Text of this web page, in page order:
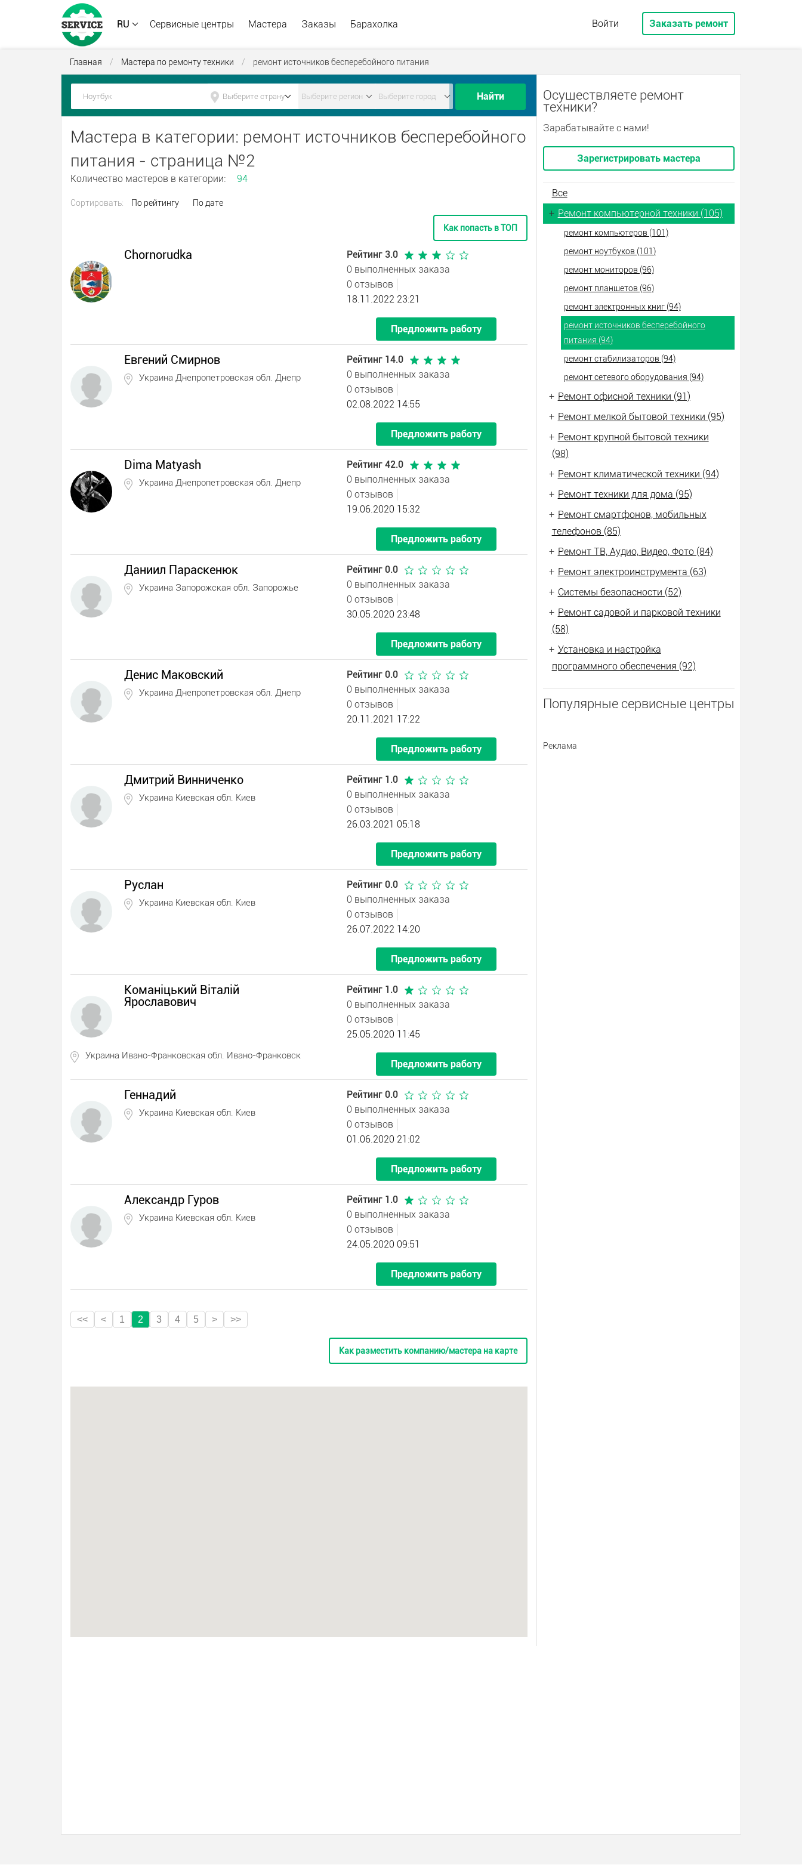
RU Сервисные центры Мастера Заказы Барахолка Войти Заказать ремонт
Главная / Мастера по ремонту техники / ремонт источников бесперебойного питания
Найти
Мастера в категории: ремонт источников бесперебойного
питания - страница №2
Количество мастеров в категории: 94
Сортировать: По рейтингу По дате
Как попасть в ТОП
Chornorudka
Рейтинг 3.0
0 выполненных заказа
0 отзывов
18.11.2022 23:21
Предложить работу
Евгений Смирнов
Украина Днепропетровская обл. Днепр
Рейтинг 14.0
0 выполненных заказа
0 отзывов
02.08.2022 14:55
Предложить работу
Dima Matyash
Украина Днепропетровская обл. Днепр
Рейтинг 42.0
0 выполненных заказа
0 отзывов
19.06.2020 15:32
Предложить работу
Даниил Параскенюк
Украина Запорожская обл. Запорожье
Рейтинг 0.0
0 выполненных заказа
0 отзывов
30.05.2020 23:48
Предложить работу
Денис Маковский
Украина Днепропетровская обл. Днепр
Рейтинг 0.0
0 выполненных заказа
0 отзывов
20.11.2021 17:22
Предложить работу
Дмитрий Винниченко
Украина Киевская обл. Киев
Рейтинг 1.0
0 выполненных заказа
0 отзывов
26.03.2021 05:18
Предложить работу
Руслан
Украина Киевская обл. Киев
Рейтинг 0.0
0 выполненных заказа
0 отзывов
26.07.2022 14:20
Предложить работу
Команіцький Віталій
Ярославович
Украина Ивано-Франковская обл. Ивано-Франковск
Рейтинг 1.0
0 выполненных заказа
0 отзывов
25.05.2020 11:45
Предложить работу
Геннадий
Украина Киевская обл. Киев
Рейтинг 0.0
0 выполненных заказа
0 отзывов
01.06.2020 21:02
Предложить работу
Александр Гуров
Украина Киевская обл. Киев
Рейтинг 1.0
0 выполненных заказа
0 отзывов
24.05.2020 09:51
Предложить работу
<< < 1 2 3 4 5 > >>
Как разместить компанию/мастера на карте
Осуществляете ремонт
техники?
Зарабатывайте с нами!
Зарегистрировать мастера
Все
+ Ремонт компьютерной техники (105)
ремонт компьютеров (101)
ремонт ноутбуков (101)
ремонт мониторов (96)
ремонт планшетов (96)
ремонт электронных книг (94)
ремонт источников бесперебойного
питания (94)
ремонт стабилизаторов (94)
ремонт сетевого оборудования (94)
+ Ремонт офисной техники (91)
+ Ремонт мелкой бытовой техники (95)
+ Ремонт крупной бытовой техники
(98)
+ Ремонт климатической техники (94)
+ Ремонт техники для дома (95)
+ Ремонт смартфонов, мобильных
телефонов (85)
+ Ремонт ТВ, Аудио, Видео, Фото (84)
+ Ремонт электроинструмента (63)
+ Системы безопасности (52)
+ Ремонт садовой и парковой техники
(58)
+ Установка и настройка
программного обеспечения (92)
Популярные сервисные центры
Реклама